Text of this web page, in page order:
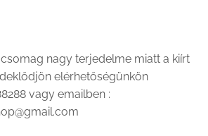
nagy terjedelme miatt a kiírt
elérhetőségünkön
vagy emailben :